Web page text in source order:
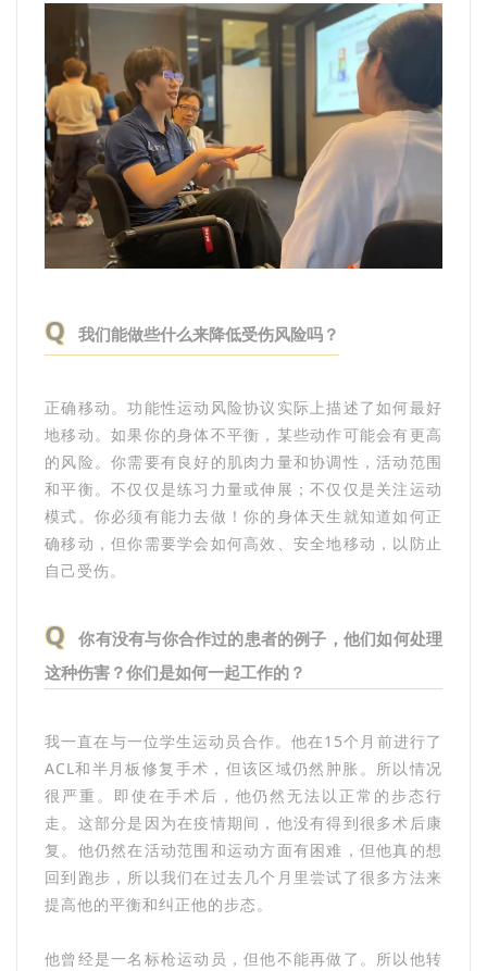
Q 我们能做些什么来降低受伤风险吗？
正确移动。功能性运动风险协议实际上描述了如何最好
地移动。如果你的身体不平衡，某些动作可能会有更高
的风险。你需要有良好的肌肉力量和协调性，活动范围
和平衡。不仅仅是练习力量或伸展；不仅仅是关注运动
模式。你必须有能力去做！你的身体天生就知道如何正
确移动，但你需要学会如何高效、安全地移动，以防止
自己受伤。
Q你有没有与你合作过的患者的例子，他们如何处理
这种伤害？你们是如何一起工作的？
我一直在与一位学生运动员合作。他在15个月前进行了
ACL和半月板修复手术，但该区域仍然肿胀。所以情况
很严重。即使在手术后，他仍然无法以正常的步态行
走。这部分是因为在疫情期间，他没有得到很多术后康
复。他仍然在活动范围和运动方面有困难，但他真的想
回到跑步，所以我们在过去几个月里尝试了很多方法来
提高他的平衡和纠正他的步态。
他曾经是一名标枪运动员，但他不能再做了。所以他转